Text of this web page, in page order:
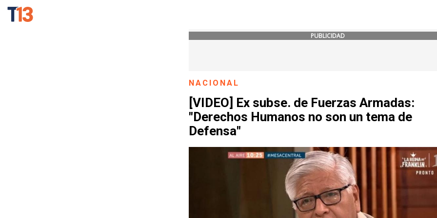
PUBLICIDAD
NACIONAL
[VIDEO] Ex subse. de Fuerzas Armadas:
"Derechos Humanos no son un tema de
Defensa"